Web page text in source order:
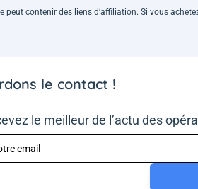
peut contenir des liens d’affiliation. Si vous
le contact !
le meilleur de l’actu des